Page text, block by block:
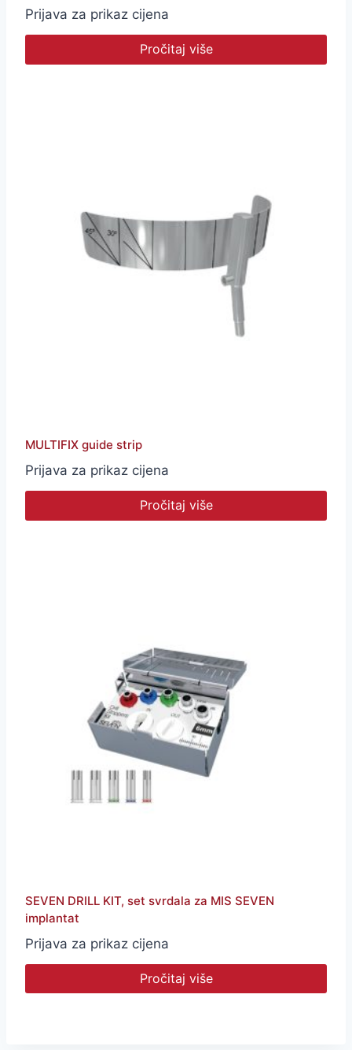
Prijava za prikaz cijena
Pročitaj više
MULTIFIX guide strip
Prijava za prikaz cijena
Pročitaj više
SEVEN DRILL KIT, set svrdala za MIS SEVEN
implantat
Prijava za prikaz cijena
Pročitaj više